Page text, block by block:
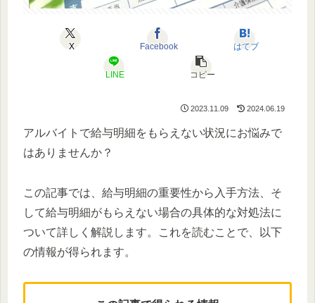
X Facebook はてブ
LINE コピー
2023.11.09 2024.06.19
アルバイトで給与明細をもらえない状況にお悩みで
はありませんか？
この記事では、給与明細の重要性から入手方法、そ
して給与明細がもらえない場合の具体的な対処法に
ついて詳しく解説します。これを読むことで、以下
の情報が得られます。